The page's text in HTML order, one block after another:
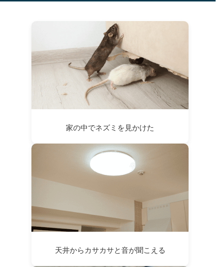
家の中でネズミを見かけた
天井からカサカサと音が聞こえる